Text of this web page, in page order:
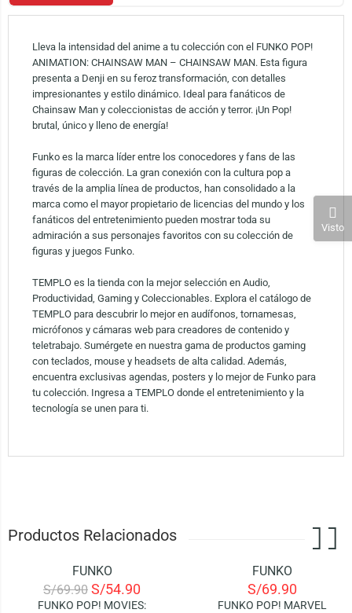
Lleva la intensidad del anime a tu colección con el FUNKO POP!
ANIMATION: CHAINSAW MAN – CHAINSAW MAN. Esta figura
presenta a Denji en su feroz transformación, con detalles
impresionantes y estilo dinámico. Ideal para fanáticos de
Chainsaw Man y coleccionistas de acción y terror. ¡Un Pop!
brutal, único y lleno de energía!
Funko es la marca líder entre los conocedores y fans de las
figuras de colección. La gran conexión con la cultura pop a
través de la amplia línea de productos, han consolidado a la
marca como el mayor propietario de licencias del mundo y los
fanáticos del entretenimiento pueden mostrar toda su
admiración a sus personajes favoritos con su colección de
figuras y juegos Funko.
TEMPLO es la tienda con la mejor selección en Audio,
Productividad, Gaming y Coleccionables. Explora el catálogo de
TEMPLO para descubrir lo mejor en audífonos, tornamesas,
micrófonos y cámaras web para creadores de contenido y
teletrabajo. Sumérgete en nuestra gama de productos gaming
con teclados, mouse y headsets de alta calidad. Además,
encuentra exclusivas agendas, posters y lo mejor de Funko para
tu colección. Ingresa a TEMPLO donde el entretenimiento y la
tecnología se unen para ti.
Productos Relacionados
FUNKO
S/69.90 S/54.90
FUNKO POP! MOVIES:
FUNKO
S/69.90
FUNKO POP! MARVEL
Visto